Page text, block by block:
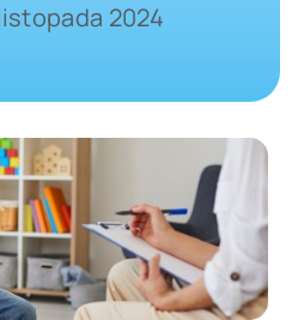
2024